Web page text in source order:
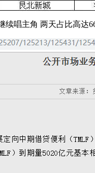
续唱主角 两天占比高达